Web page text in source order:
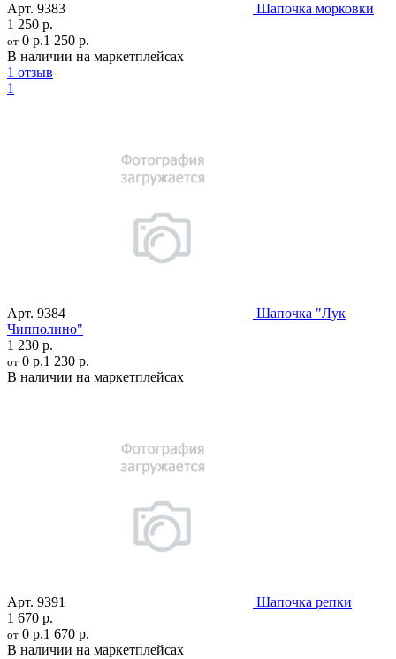
Арт. 9383
Шапочка морковки
1 250 р.
от 0 р.1 250 р.
В наличии на маркетплейсах
1 отзыв
1
Арт. 9384
Шапочка "Лук
Чипполино"
1 230 р.
от 0 р.1 230 р.
В наличии на маркетплейсах
Арт. 9391
Шапочка репки
1 670 р.
от 0 р.1 670 р.
В наличии на маркетплейсах